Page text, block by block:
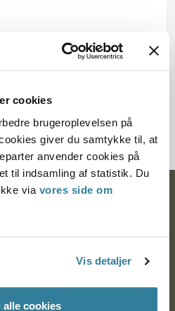
cookies
brugeroplevelsen på
giver du samtykke til, at
anvender cookies på
til indsamling af statistik. Du
via vores side om
Vis detaljer
alle cookies